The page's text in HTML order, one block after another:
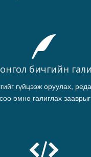
бичгийн
гүйцээж оруулах,
өмнө галиглах